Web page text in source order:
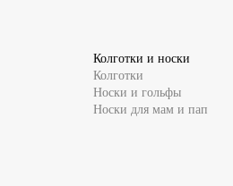
Колготки и носки
Колготки
Носки и гольфы
Носки для мам и пап